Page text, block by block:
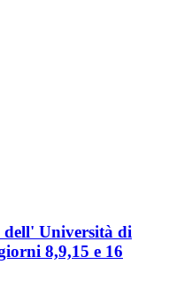
dell' Università di
8,9,15 e 16